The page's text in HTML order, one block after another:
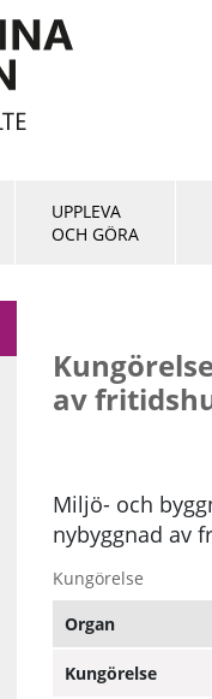
UPPLEVA
OCH GÖRA
av
Miljö- och
nybyggnad av
Kungörelse
Organ
Kungörelse